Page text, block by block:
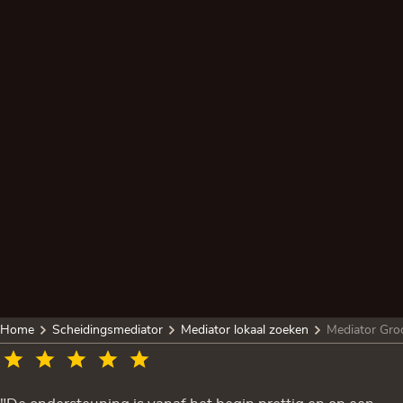
Home Scheidingsmediator Mediator lokaal zoeken Mediator